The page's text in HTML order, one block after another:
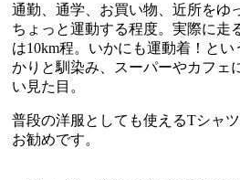
通勤、通学、お買い物、近所をゆ
ちょっと運動する程度。実際に走
は10km程。いかにも運動着！と
かりと馴染み、スーパーやカフェ
い見た目。
普段の洋服としても使えるTシャ
お勧めです。